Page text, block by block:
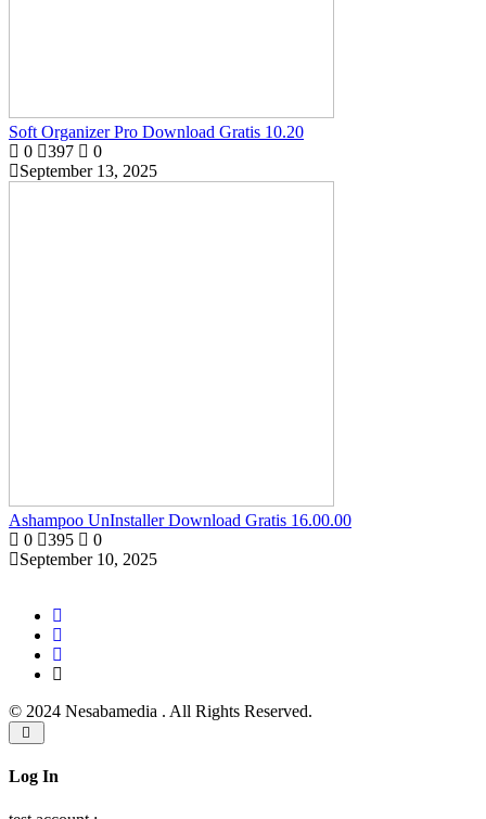
Soft Organizer Pro Download Gratis 10.20
0
397
0
September 13, 2025
Ashampoo UnInstaller Download Gratis 16.00.00
0
395
0
September 10, 2025
© 2024 Nesabamedia . All Rights Reserved.
Log In